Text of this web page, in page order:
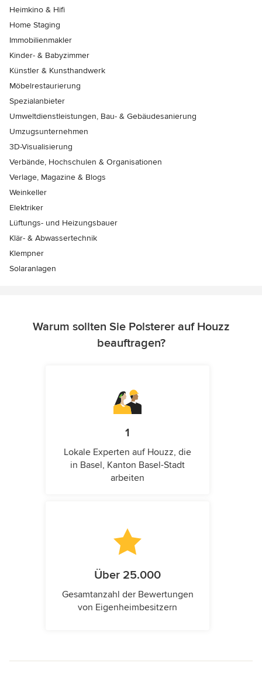
Heimkino & Hifi
Home Staging
Immobilienmakler
Kinder- & Babyzimmer
Künstler & Kunsthandwerk
Möbelrestaurierung
Spezialanbieter
Umweltdienstleistungen, Bau- & Gebäudesanierung
Umzugsunternehmen
3D-Visualisierung
Verbände, Hochschulen & Organisationen
Verlage, Magazine & Blogs
Weinkeller
Elektriker
Lüftungs- und Heizungsbauer
Klär- & Abwassertechnik
Klempner
Solaranlagen
Warum sollten Sie Polsterer auf Houzz
beauftragen?
1
Lokale Experten auf Houzz, die
in Basel, Kanton Basel-Stadt
arbeiten
Über 25.000
Gesamtanzahl der Bewertungen
von Eigenheimbesitzern